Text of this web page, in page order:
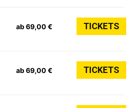
ab 69,00 € TICKETS
ab 69,00 € TICKETS